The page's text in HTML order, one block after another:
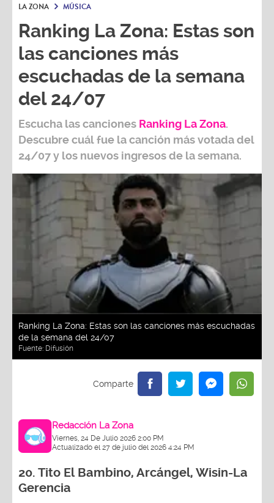
LA ZONA MÚSICA
Ranking La Zona: Estas son
las canciones más
escuchadas de la semana
del 24/07
Escucha las canciones Ranking La Zona.
Descubre cuál fue la canción más votada del
24/07y los nuevos ingresos de la semana.
Ranking La Zona: Estas son las canciones más escuchadas
de la semana del 24/07
Fuente: Difusión
Redacción La Zona
Viernes, 24 De Julio 2026 2:00 PM
Actualizado el 27 de julio del 2026 4:24 PM
20. Tito El Bambino, Arcángel, Wisin-La
Gerencia